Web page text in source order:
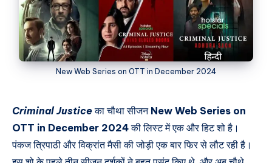
New Web Series on OTT in December 2024
Criminal Justiceका चौथा सीजन New Web Series on
OTT in December 2024की लिस्ट में एक और हिट शो है।
पंकज त्रिपाठी और विक्रांत मैसी की जोड़ी एक बार फिर से लौट रही है।